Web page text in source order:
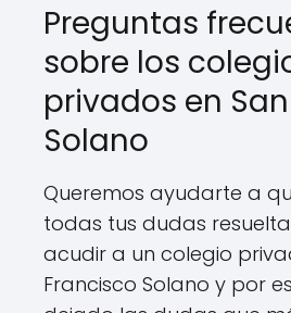
Preguntas
sobre los
privados en
Solano
Queremos ayudarte a
todas tus dudas
acudir a un colegio
Francisco Solano y por